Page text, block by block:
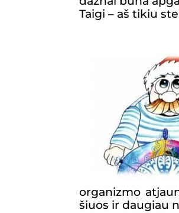
Taigi – aš tikiu
organizmo
šiuos ir daugiau